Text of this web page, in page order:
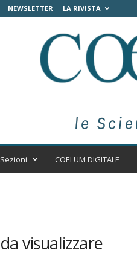
NEWSLETTER LA RIVISTA
Sezioni COELUM DIGITALE
visualizzare